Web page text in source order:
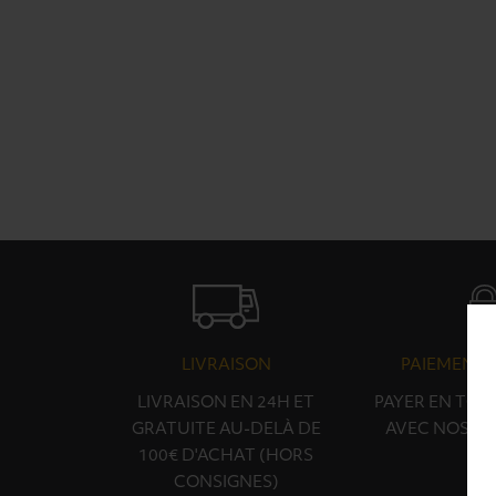
LIVRAISON
LIVRAISON EN 24H ET
GRATUITE AU-DELÀ DE
100€ D'ACHAT (HORS
CONSIGNES)
PAIEMENT
PAYER EN
AVEC NOS